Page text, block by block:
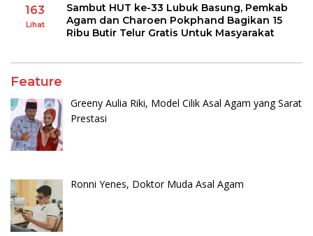
163
Lihat
Sambut HUT ke-33 Lubuk Basung, Pemkab
Agam dan Charoen Pokphand Bagikan 15
Ribu Butir Telur Gratis Untuk Masyarakat
Feature
Greeny Aulia Riki, Model Cilik Asal Agam yang Sarat
Prestasi
Ronni Yenes, Doktor Muda Asal Agam